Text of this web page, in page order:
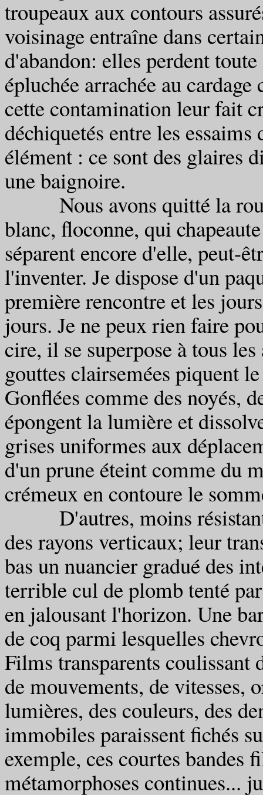
troupeaux aux contours
voisinage entraîne dans
d'abandon: elles perdent
épluchée arrachée au
cette contamination leur fait
déchiquetés entre les
élément : ce sont des glaires
une baignoire.
Nous avons quitté la
blanc, floconne, qui
séparent encore d'elle, peut-
l'inventer. Je dispose d'un
première rencontre et les
jours. Je ne peux rien faire
cire, il se superpose à tous
gouttes clairsemées piquent
Gonflées comme des noyés,
épongent la lumière et
grises uniformes aux
d'un prune éteint comme du
crémeux en contoure le
D'autres, moins
des rayons verticaux; leur
bas un nuancier gradué des
terrible cul de plomb tenté
en jalousant l'horizon. Une
de coq parmi lesquelles
Films transparents coulissant
de mouvements, de vitesses,
lumières, des couleurs, des
immobiles paraissent fichés
exemple, ces courtes bandes
métamorphoses continues...